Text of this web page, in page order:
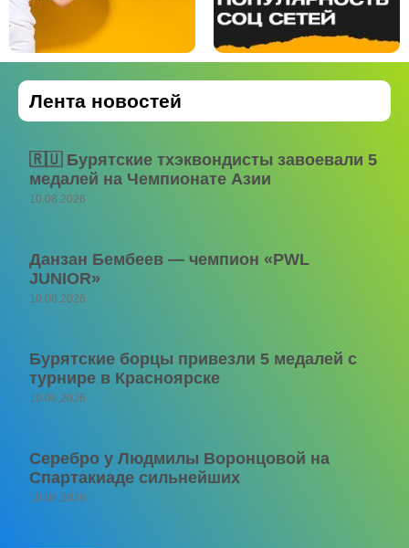
Лента новостей
🇷🇺 Бурятские тхэквондисты завоевали 5
медалей на Чемпионате Азии
10.08.2026
Данзан Бембеев — чемпион «PWL
JUNIOR»
10.08.2026
Бурятские борцы привезли 5 медалей с
турнире в Красноярске
10.08.2026
Серебро у Людмилы Воронцовой на
Спартакиаде сильнейших
10.08.2026